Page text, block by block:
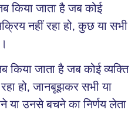
किया जाता है जब कोई
नहीं रहा हो, कुछ या सभी
किया जाता है जब कोई व्यक्ति
हो, जानबूझकर सभी या
या उनसे बचने का निर्णय लेता